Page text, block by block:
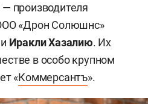
производителя
«Дрон Солюшнс»
и Иракли Хазалию. Их
в особо крупном
«Коммерсантъ».